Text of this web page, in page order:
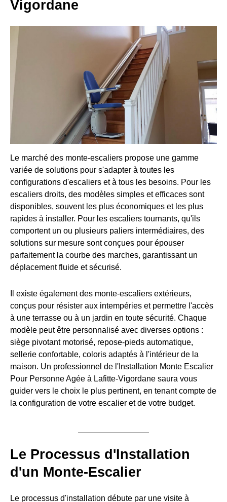
Vigordane
Le marché des monte-escaliers propose une gamme
variée de solutions pour s'adapter à toutes les
configurations d'escaliers et à tous les besoins. Pour les
escaliers droits, des modèles simples et efficaces sont
disponibles, souvent les plus économiques et les plus
rapides à installer. Pour les escaliers tournants, qu'ils
comportent un ou plusieurs paliers intermédiaires, des
solutions sur mesure sont conçues pour épouser
parfaitement la courbe des marches, garantissant un
déplacement fluide et sécurisé.
Il existe également des monte-escaliers extérieurs,
conçus pour résister aux intempéries et permettre l'accès
à une terrasse ou à un jardin en toute sécurité. Chaque
modèle peut être personnalisé avec diverses options :
siège pivotant motorisé, repose-pieds automatique,
sellerie confortable, coloris adaptés à l'intérieur de la
maison. Un professionnel de l'Installation Monte Escalier
Pour Personne Agée à Lafitte-Vigordane saura vous
guider vers le choix le plus pertinent, en tenant compte de
la configuration de votre escalier et de votre budget.
Le Processus d'Installation
d'un Monte-Escalier
Le processus d'installation débute par une visite à